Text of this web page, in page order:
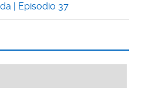
| Episodio 37